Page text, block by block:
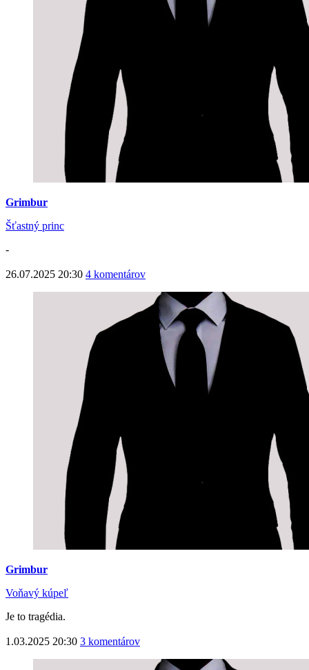
Grimbur
Šťastný princ
-
26.07.2025 20:30 4 komentárov
Grimbur
Voňavý kúpeľ
Je to tragédia.
1.03.2025 20:30 3 komentárov